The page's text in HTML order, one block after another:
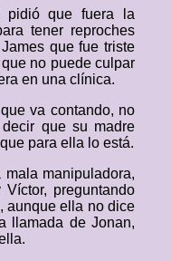
que fuera la
tener reproches
que fue triste
no puede culpar
en una clínica.
va contando, no
que su madre
para ella lo está.
manipuladora,
preguntando
aunque ella no dice
llamada de Jonan,